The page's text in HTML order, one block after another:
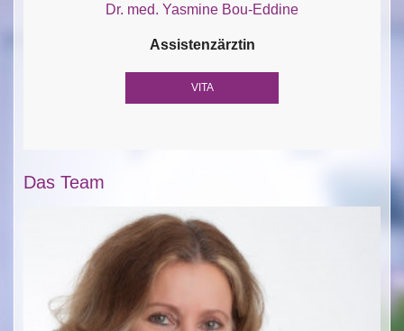
Dr. med. Yasmine Bou-Eddine
Assistenzärztin
VITA
Das Team